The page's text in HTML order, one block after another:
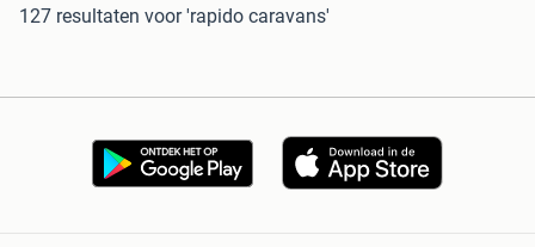
127 resultaten voor 'rapido caravans'